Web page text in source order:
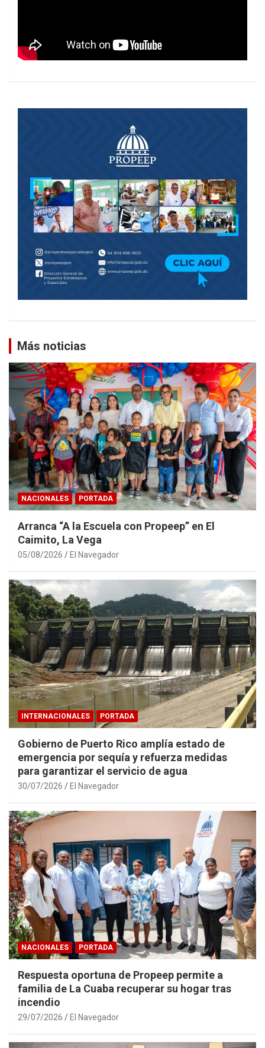
Más noticias
NACIONALES PORTADA
Arranca “A la Escuela con Propeep” en El
Caimito, La Vega
05/08/2026 El Navegador
INTERNACIONALES PORTADA
Gobierno de Puerto Rico amplía estado de
emergencia por sequía y refuerza medidas
para garantizar el servicio de agua
30/07/2026 El Navegador
NACIONALES PORTADA
Respuesta oportuna de Propeep permite a
familia de La Cuaba recuperar su hogar tras
incendio
29/07/2026 El Navegador